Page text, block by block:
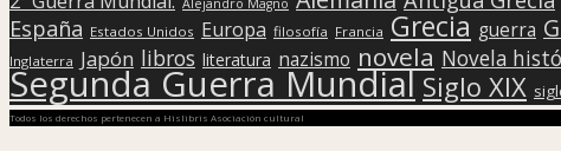
Alejandro Magno
España Estados Unidos Europa filosofía Francia Grecia guerra
Inglaterra Japón libros literatura nazismo novela Novela
Segunda Guerra Mundial Siglo XIX
Todos los derechos pertenecen a Hislibris Asociación cultural